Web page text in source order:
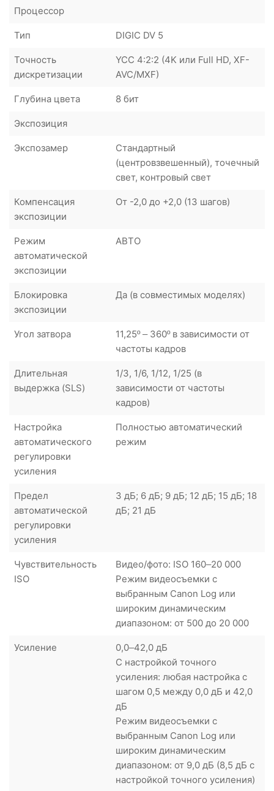
Процессор
Тип DIGIC DV 5
Точность
дискретизации
YCC 4:2:2 (4K или Full HD, XF-
AVC/MXF)
Глубина цвета 8 бит
Экспозиция
Экспозамер
Стандартный
(центровзвешенный), точечный
свет, контровый свет
Компенсация
экспозиции
От -2,0 до +2,0 (13 шагов)
Режим
автоматической
экспозиции
АВТО
Блокировка
экспозиции
Да (в совместимых моделях)
Угол затвора
11,25º – 360º в зависимости от
частоты кадров
Длительная
выдержка (SLS)
1/3, 1/6, 1/12, 1/25 (в
зависимости от частоты
кадров)
Настройка
автоматического
регулировки
усиления
Полностью автоматический
режим
Предел
автоматической
регулировки
усиления
3 дБ; 6 дБ; 9 дБ; 12 дБ; 15 дБ; 18
дБ; 21 дБ
Чувствительность
ISO
Видео/фото: ISO 160–20 000
Режим видеосъемки с
выбранным Canon Log или
широким динамическим
диапазоном: от 500 до 20 000
Усиление
0,0–42,0 дБ
С настройкой точного
усиления: любая настройка с
шагом 0,5 между 0,0 дБ и 42,0
дБ
Режим видеосъемки с
выбранным Canon Log или
широким динамическим
диапазоном: от 9,0 дБ (8,5 дБ с
настройкой точного усиления)